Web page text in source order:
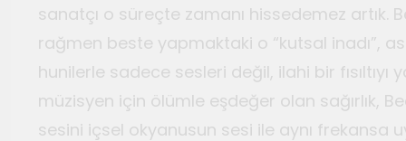
sanatçı o süreçte zamanı hissedemez artık.
rağmen beste yapmaktaki o “kutsal inadı”,
hunilerle sadece sesleri değil, ilahi bir fısıltıyı
müzisyen için ölümle eşdeğer olan sağırlık,
sesini içsel okyanusun sesi ile aynı frekansa